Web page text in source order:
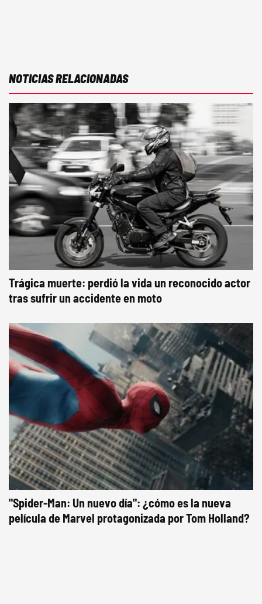
NOTICIAS RELACIONADAS
Trágica muerte: perdió la vida un reconocido actor
tras sufrir un accidente en moto
"Spider-Man: Un nuevo día": ¿cómo es la nueva
película de Marvel protagonizada por Tom Holland?